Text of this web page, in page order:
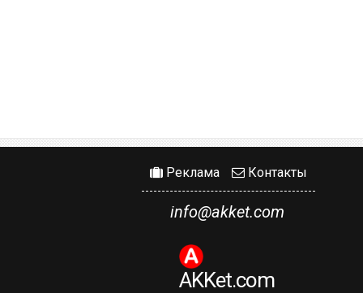
Реклама Контакты
info@akket.com
AKKet.com